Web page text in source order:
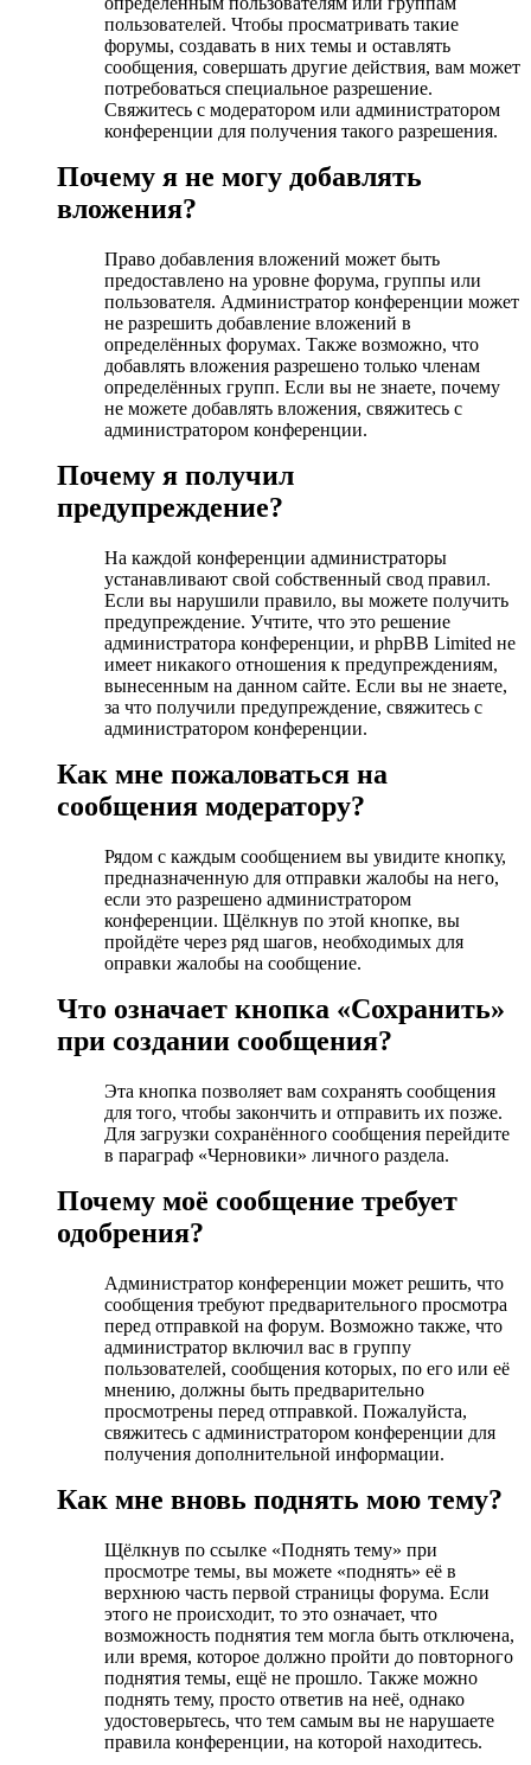
пользователей. Чтобы просматривать такие
форумы, создавать в них темы и оставлять
сообщения, совершать другие действия, вам может
потребоваться специальное разрешение.
Свяжитесь с модератором или администратором
конференции для получения такого разрешения.
Почему я не могу добавлять
вложения?
Право добавления вложений может быть
предоставлено на уровне форума, группы или
пользователя. Администратор конференции может
не разрешить добавление вложений в
определённых форумах. Также возможно, что
добавлять вложения разрешено только членам
определённых групп. Если вы не знаете, почему
не можете добавлять вложения, свяжитесь с
администратором конференции.
Почему я получил
предупреждение?
На каждой конференции администраторы
устанавливают свой собственный свод правил.
Если вы нарушили правило, вы можете получить
предупреждение. Учтите, что это решение
администратора конференции, и phpBB Limited не
имеет никакого отношения к предупреждениям,
вынесенным на данном сайте. Если вы не знаете,
за что получили предупреждение, свяжитесь с
администратором конференции.
Как мне пожаловаться на
сообщения модератору?
Рядом с каждым сообщением вы увидите кнопку,
предназначенную для отправки жалобы на него,
если это разрешено администратором
конференции. Щёлкнув по этой кнопке, вы
пройдёте через ряд шагов, необходимых для
оправки жалобы на сообщение.
Что означает кнопка «Сохранить»
при создании сообщения?
Эта кнопка позволяет вам сохранять сообщения
для того, чтобы закончить и отправить их позже.
Для загрузки сохранённого сообщения перейдите
в параграф «Черновики» личного раздела.
Почему моё сообщение требует
одобрения?
Администратор конференции может решить, что
сообщения требуют предварительного просмотра
перед отправкой на форум. Возможно также, что
администратор включил вас в группу
пользователей, сообщения которых, по его или её
мнению, должны быть предварительно
просмотрены перед отправкой. Пожалуйста,
свяжитесь с администратором конференции для
получения дополнительной информации.
Как мне вновь поднять мою тему?
Щёлкнув по ссылке «Поднять тему» при
просмотре темы, вы можете «поднять» её в
верхнюю часть первой страницы форума. Если
этого не происходит, то это означает, что
возможность поднятия тем могла быть отключена,
или время, которое должно пройти до повторного
поднятия темы, ещё не прошло. Также можно
поднять тему, просто ответив на неё, однако
удостоверьтесь, что тем самым вы не нарушаете
правила конференции, на которой находитесь.